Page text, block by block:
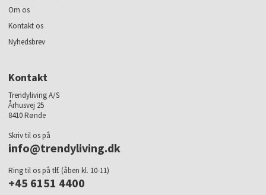
Om os
Kontakt os
Nyhedsbrev
Kontakt
Trendyliving A/S
Århusvej 25
8410 Rønde
Skriv til os på
info@trendyliving.dk
Ring til os på tlf. (åben kl. 10-11)
+45 6151 4400